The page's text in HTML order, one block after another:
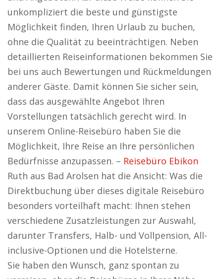
unkompliziert die beste und günstigste
Möglichkeit finden, Ihren Urlaub zu buchen,
ohne die Qualität zu beeinträchtigen. Neben
detaillierten Reiseinformationen bekommen Sie
bei uns auch Bewertungen und Rückmeldungen
anderer Gäste. Damit können Sie sicher sein,
dass das ausgewählte Angebot Ihren
Vorstellungen tatsächlich gerecht wird. In
unserem Online-Reisebüro haben Sie die
Möglichkeit, Ihre Reise an Ihre persönlichen
Bedürfnisse anzupassen. – Reisebüro Ebikon
Ruth aus Bad Arolsen hat die Ansicht: Was die
Direktbuchung über dieses digitale Reisebüro
besonders vorteilhaft macht: Ihnen stehen
verschiedene Zusatzleistungen zur Auswahl,
darunter Transfers, Halb- und Vollpension, All-
inclusive-Optionen und die Hotelsterne.
Sie haben den Wunsch, ganz spontan zu